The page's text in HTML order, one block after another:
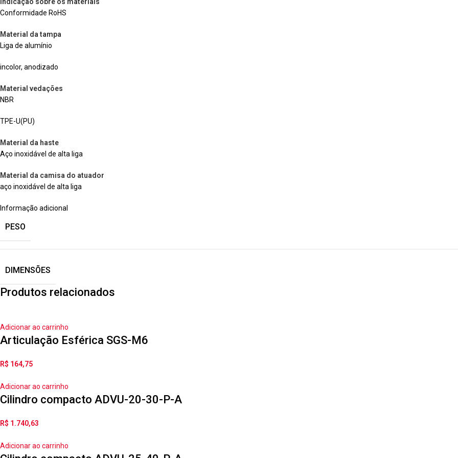
Conformidade RoHS
Material da tampa
Liga de alumínio
incolor, anodizado
Material vedações
NBR
TPE-U(PU)
Material da haste
Aço inoxidável de alta liga
Material da camisa do atuador
aço inoxidável de alta liga
Informação adicional
PESO
DIMENSÕES
Produtos relacionados
Adicionar ao carrinho
Articulação Esférica SGS-M6
R$ 164,75
Adicionar ao carrinho
Cilindro compacto ADVU-20-30-P-A
R$ 1.740,63
Adicionar ao carrinho